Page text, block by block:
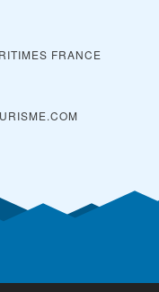
FRANCE